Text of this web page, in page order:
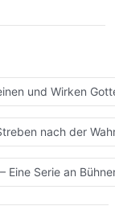
und Wirken
nach der
Eine Serie an